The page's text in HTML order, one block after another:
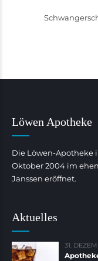
Löwen Apotheke
Die Löwen-Apotheke
Oktober 2004 im
Janssen eröffnet.
Aktuelles
31.